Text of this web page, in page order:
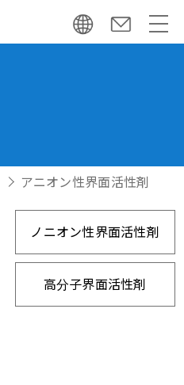
アニオン性界面活性剤
ノニオン性界面活性剤
高分子界面活性剤